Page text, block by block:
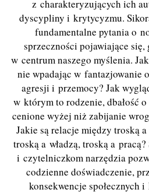
z charakteryzujących ich
dyscypliny i krytycyzmu.
fundamentalne pytania o
sprzeczności pojawiające
w centrum naszego myślenia.
nie wpadając w fantazjowanie
agresji i przemocy? Jak
w którym to rodzenie, dbałość
cenione wyżej niż zabijanie
Jakie są relacje między troską
troską a władzą, troską a
i czytelniczkom narzędzia
codzienne doświadczenie,
konsekwencje społecznych